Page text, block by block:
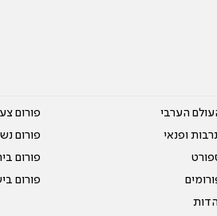
הערבי
ופנאי
פורום
פורום
פורום
פורום